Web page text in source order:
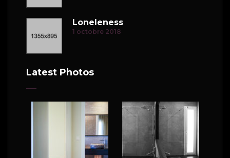
Loneleness
1 octobre 2018
Latest Photos